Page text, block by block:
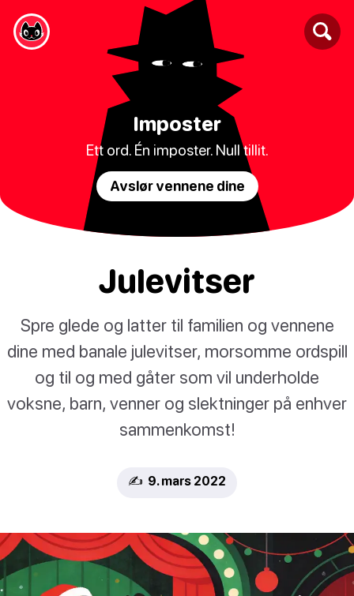
Imposter
Ett ord. Én imposter. Null tillit.
Avslør vennene dine
Julevitser
Spre glede og latter til familien og vennene
dine med banale julevitser, morsomme ordspill
og til og med gåter som vil underholde
voksne, barn, venner og slektninger på enhver
sammenkomst!
✍️ 9. mars 2022